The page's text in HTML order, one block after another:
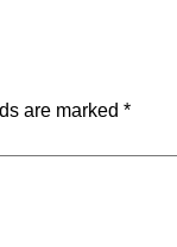
are marked *